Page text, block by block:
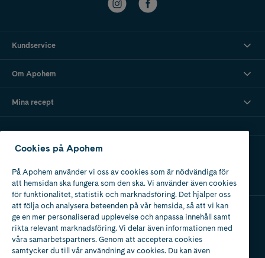
Kundservice
Om Apohem
Mina recept
Ladda ner vår app
Apotek med tillstånd
av Läkemedelsverket
Cookies på Apohem
På Apohem använder vi oss av cookies som är nödvändiga för
att hemsidan ska fungera som den ska. Vi använder även cookies
för funktionalitet, statistik och marknadsföring. Det hjälper oss
att följa och analysera beteenden på vår hemsida, så att vi kan
ge en mer personaliserad upplevelse och anpassa innehåll samt
rikta relevant marknadsföring. Vi delar även informationen med
våra samarbetspartners. Genom att acceptera cookies
samtycker du till vår användning av cookies. Du kan även